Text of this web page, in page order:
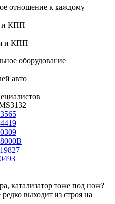
отношение к каждому
и КПП
и КПП
оборудование
авто
катализатор тоже под нож?
выходит из строя на